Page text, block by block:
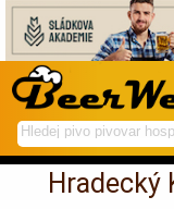
hledej
na
BeerWeb
spustí
hledání
Hradecký